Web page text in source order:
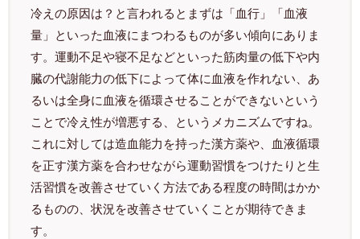
冷えの原因は？と言われるとまずは「血行」「血液
量」といった血液にまつわるものが多い傾向にありま
す。運動不足や寝不足などといった筋肉量の低下や内
臓の代謝能力の低下によって体に血液を作れない、あ
るいは全身に血液を循環させることができないという
ことで冷え性が増悪する、というメカニズムですね。
これに対しては造血能力を持った漢方薬や、血液循環
を正す漢方薬を合わせながら運動習慣をつけたりと生
活習慣を改善させていく方法である程度の時間はかか
るものの、状況を改善させていくことが期待できま
す。